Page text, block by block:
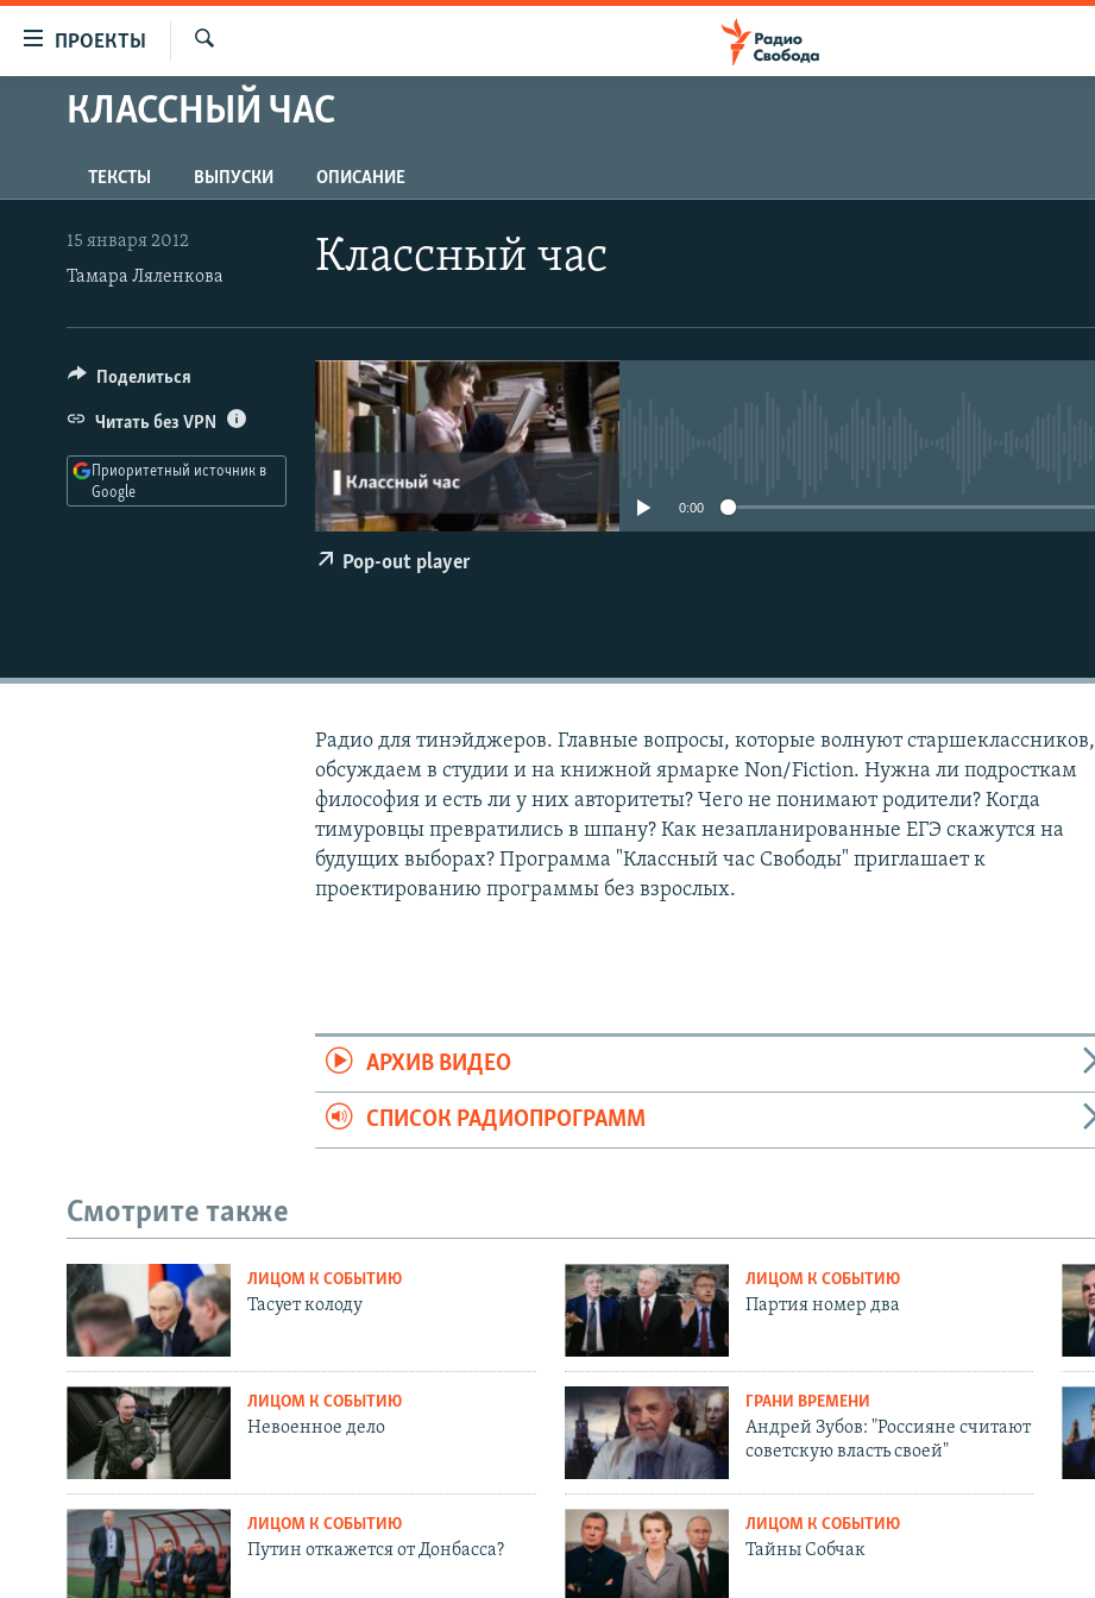
упрощенного
Вернуться
к
основному
содержанию
навигации
Вернутся
ПРОЕКТЫ
ПРОГРАММЫ
АВТОРСКИЕ ПРОЕКТЫ
ЦИТАТЫ СВОБОДЫ
МНЕНИЯ
КУЛЬТУРА
IDEL.РЕАЛИИ
КАВКАЗ.РЕАЛИИ
СЕВЕР.РЕАЛИИ
СИБИРЬ.РЕАЛИИ
КЛАССНЫЙ ЧАС
ТЕКСТЫ ВЫПУСКИ ОПИСАНИЕ
Классный час
15 января 2012
Тамара Ляленкова
0:00
Pop-out player
Поделиться
Читать без VPN
Приоритетный источник в
Google
Радио для тинэйджеров. Главные вопросы, которые волнуют старшеклассников,
обсуждаем в студии и на книжной ярмарке Non/Fiction. Нужна ли подросткам
философия и есть ли у них авторитеты? Чего не понимают родители? Когда
тимуровцы превратились в шпану? Как незапланированные ЕГЭ скажутся на
будущих выборах? Программа "Классный час Свободы" приглашает к
проектированию программы без взрослых.
АРХИВ ВИДЕО
СПИСОК РАДИОПРОГРАММ
Смотрите также
ЛИЦОМ К СОБЫТИЮ
Тасует колоду
ЛИЦОМ К СОБЫТИЮ
Партия номер два
ЛИЦОМ К СОБЫТИЮ
Невоенное дело
ГРАНИ ВРЕМЕНИ
Андрей Зубов: "Россияне считают
советскую власть своей"
ЛИЦОМ К СОБЫТИЮ
Путин откажется от Донбасса?
ЛИЦОМ К СОБЫТИЮ
Тайны Собчак